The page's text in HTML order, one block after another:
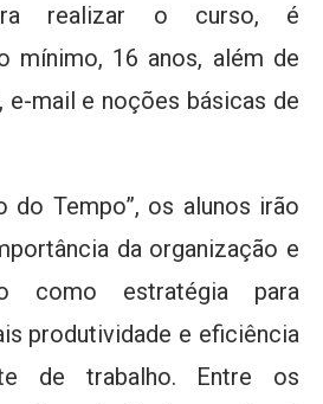
realizar o curso, é
mínimo, 16 anos, além de
e-mail e noções básicas de
do Tempo”, os alunos irão
da organização e
como estratégia para
produtividade e eficiência
de trabalho. Entre os